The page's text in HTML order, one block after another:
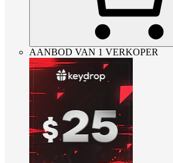
AANBOD VAN 1 VERKOPER